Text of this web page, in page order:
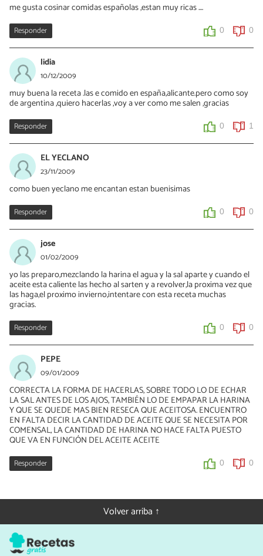
me gusta cosinar comidas españolas ,estan muy ricas ....
Responder 0 0
lidia
10/12/2009
muy buena la receta .las e comido en españa,alicante.pero como soy
de argentina ,quiero hacerlas ,voy a ver como me salen ,gracias
Responder 0 1
EL YECLANO
23/11/2009
como buen yeclano me encantan estan buenisimas
Responder 0 0
jose
01/02/2009
yo las preparo,mezclando la harina el agua y la sal aparte y cuando el
aceite esta caliente las hecho al sarten y a revolver,la proxima vez que
las haga,el proximo invierno,intentare con esta receta muchas
gracias.
Responder 0 0
PEPE
09/01/2009
CORRECTA LA FORMA DE HACERLAS, SOBRE TODO LO DE ECHAR
LA SAL ANTES DE LOS AJOS, TAMBIÉN LO DE EMPAPAR LA HARINA
Y QUE SE QUEDE MAS BIEN RESECA QUE ACEITOSA. ENCUENTRO
EN FALTA DECIR LA CANTIDAD DE ACEITE QUE SE NECESITA POR
COMENSAL, LA CANTIDAD DE HARINA NO HACE FALTA PUESTO
QUE VA EN FUNCIÓN DEL ACEITE ACEITE
Responder 0 0
Volver arriba ↑